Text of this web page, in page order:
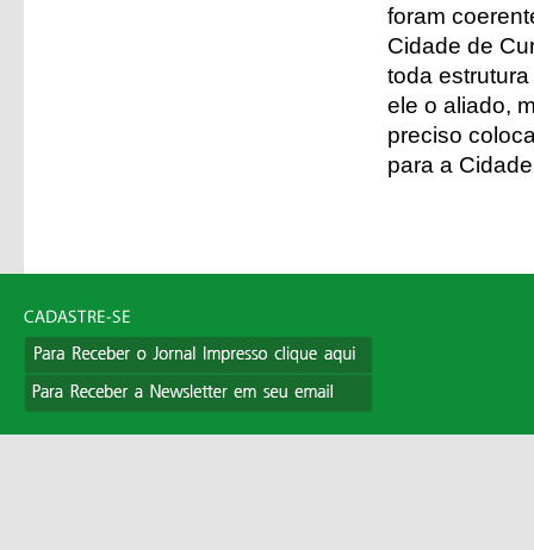
foram
Cidade de
toda
ele o aliado,
preciso
para a